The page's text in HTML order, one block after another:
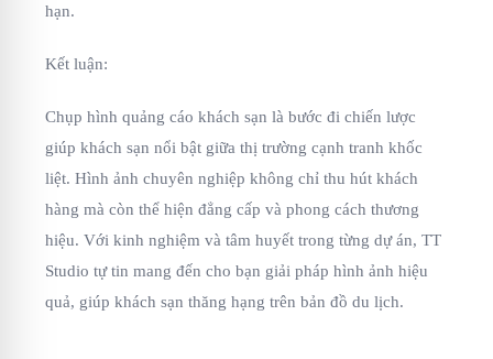
hạn.
Kết luận:
Chụp hình quảng cáo khách sạn là bước đi chiến lược
giúp khách sạn nổi bật giữa thị trường cạnh tranh khốc
liệt. Hình ảnh chuyên nghiệp không chỉ thu hút khách
hàng mà còn thể hiện đẳng cấp và phong cách thương
hiệu. Với kinh nghiệm và tâm huyết trong từng dự án, TT
Studio tự tin mang đến cho bạn giải pháp hình ảnh hiệu
quả, giúp khách sạn thăng hạng trên bản đồ du lịch.